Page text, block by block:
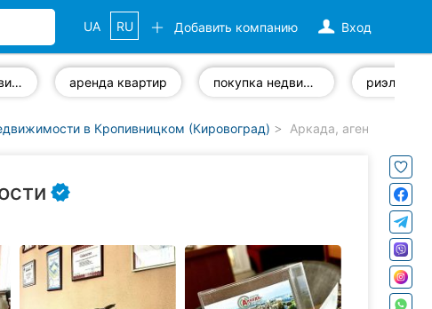
Вход
Добавить компанию
UA RU
продажа недвижимости аренда квартир покупка недвижимости риэлтор
в Кропивницком (Кировоград) Аркада, агентство